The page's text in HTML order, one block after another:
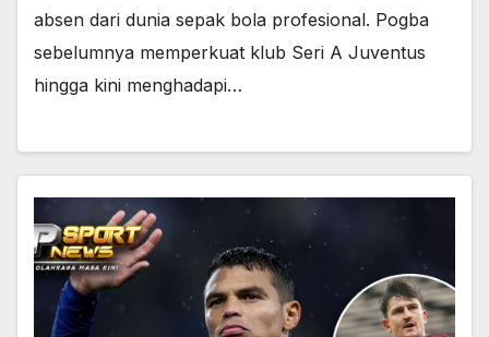
absen dari dunia sepak bola profesional. Pogba
sebelumnya memperkuat klub Seri A Juventus
hingga kini menghadapi…